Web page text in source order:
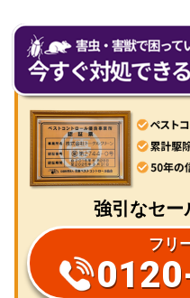
強引なセー
フリ